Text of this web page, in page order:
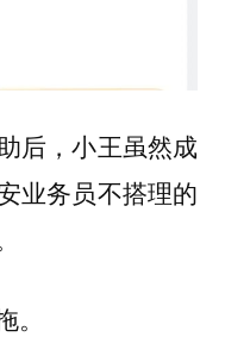
后，小王虽然成
业务员不搭理的